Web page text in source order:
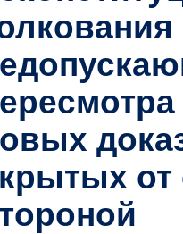
от